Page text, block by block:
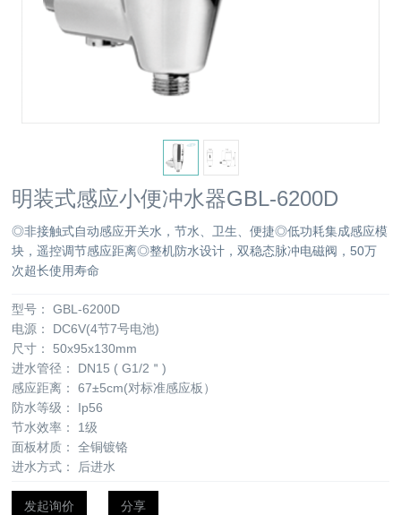
明装式感应小便冲水器GBL-6200D
◎非接触式自动感应开关水，节水、卫生、便捷◎低功耗集成感应模
块，遥控调节感应距离◎整机防水设计，双稳态脉冲电磁阀，50万
次超长使用寿命
型号：
GBL-6200D
电源：
DC6V(4节7号电池)
尺寸：
50x95x130mm
进水管径：
DN15 ( G1/2＂)
感应距离：
67±5cm(对标准感应板）
防水等级：
Ip56
节水效率：
1级
面板材质：
全铜镀铬
进水方式：
后进水
发起询价 分享